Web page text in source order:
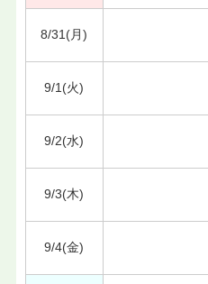
8/31(月)
9/1(火)
9/2(水)
9/3(木)
9/4(金)